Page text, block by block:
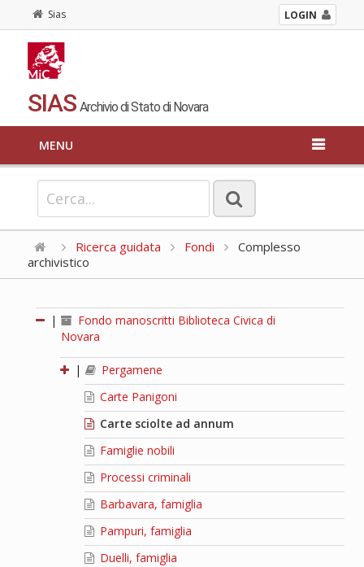
Sias LOGIN
SIAS Archivio di Stato di Novara
MENU
Ricerca guidata Fondi
Complesso
archivistico
|
Fondo manoscritti Biblioteca Civica di
Novara
|
Pergamene
Carte Panigoni
Carte sciolte ad annum
Famiglie nobili
Processi criminali
Barbavara, famiglia
Pampuri, famiglia
Duelli, famiglia